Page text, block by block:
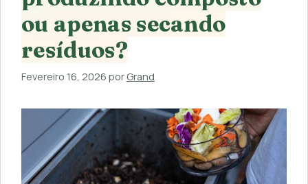
ou apenas secando
resíduos?
Fevereiro 16, 2026 por Grand